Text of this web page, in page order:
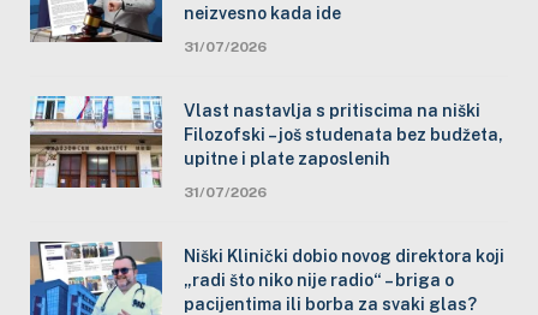
neizvesno kada ide
31/07/2026
Vlast nastavlja s pritiscima na niški
Filozofski – još studenata bez budžeta,
upitne i plate zaposlenih
31/07/2026
Niški Klinički dobio novog direktora koji
„radi što niko nije radio“ – briga o
pacijentima ili borba za svaki glas?